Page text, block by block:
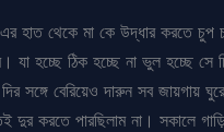
হাত থেকে মা কে উদ্ধার করতে চুপ
যা হচ্ছে ঠিক হচ্ছে না ভুল হচ্ছে সে
সঙ্গে বেরিয়েও দারুন সব জায়গায়
দুর করতে পারছিলাম না। সকালে